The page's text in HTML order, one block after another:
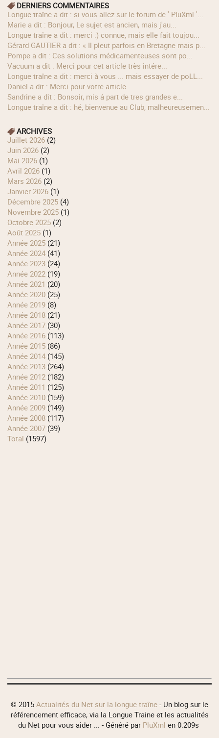
DERNIERS COMMENTAIRES
longue traîne a dit : si vous allez sur le forum de ' PluXml '...
Marie a dit : Bonjour, Le sujet est ancien, mais j'au...
longue traîne a dit : merci :) connue, mais elle fait toujou...
Gérard GAUTIER a dit : « Il pleut parfois en Bretagne mais p...
Pompe a dit : Ces solutions médicamenteuses sont po...
Vacuum a dit : Merci pour cet article très intére...
longue traîne a dit : merci à vous ... mais essayer de poLL...
Daniel a dit : Merci pour votre article
Sandrine a dit : Bonsoir, mis á part de tres grandes e...
longue traîne a dit : hé, bienvenue au Club, malheureusemen...
ARCHIVES
juillet 2026 (2)
juin 2026 (2)
mai 2026 (1)
avril 2026 (1)
mars 2026 (2)
janvier 2026 (1)
décembre 2025 (4)
novembre 2025 (1)
octobre 2025 (2)
août 2025 (1)
année 2025 (21)
année 2024 (41)
année 2023 (24)
année 2022 (19)
année 2021 (20)
année 2020 (25)
année 2019 (8)
année 2018 (21)
année 2017 (30)
année 2016 (113)
année 2015 (86)
année 2014 (145)
année 2013 (264)
année 2012 (182)
année 2011 (125)
année 2010 (159)
année 2009 (149)
année 2008 (117)
année 2007 (39)
total (1597)
© 2015 Actualités du Net sur la longue traîne - Un blog sur le
référencement efficace, via la Longue Traine et les actualités
du Net pour vous aider ... - Généré par PluXml en 0.209s